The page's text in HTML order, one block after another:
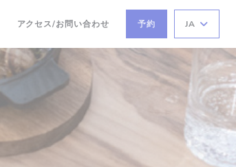
アクセス/お問い合わせ 予約 JA